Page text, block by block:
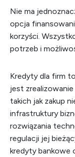
Nie ma
opcja
korzyści.
potrzeb i
Kredyty dla firm
jest
takich jak zakup
infrastruktury
rozwiązania
regulacji jej
kredyty bankowe